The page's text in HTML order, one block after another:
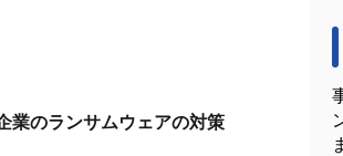
業のランサムウェアの対策